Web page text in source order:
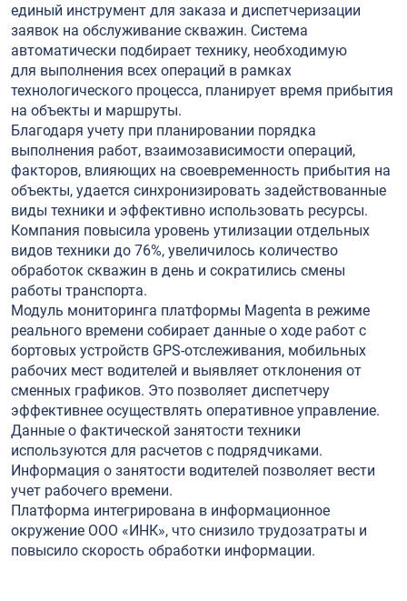
единый инструмент для заказа и диспетчеризации
заявок на обслуживание скважин. Система
автоматически подбирает технику, необходимую
для выполнения всех операций в рамках
технологического процесса, планирует время прибытия
на объекты и маршруты.
Благодаря учету при планировании порядка
выполнения работ, взаимозависимости операций,
факторов, влияющих на своевременность прибытия на
объекты, удается синхронизировать задействованные
виды техники и эффективно использовать ресурсы.
Компания повысила уровень утилизации отдельных
видов техники до 76%, увеличилось количество
обработок скважин в день и сократились смены
работы транспорта.
Модуль мониторинга платформы Magenta в режиме
реального времени собирает данные о ходе работ с
бортовых устройств GPS-отслеживания, мобильных
рабочих мест водителей и выявляет отклонения от
сменных графиков. Это позволяет диспетчеру
эффективнее осуществлять оперативное управление.
Данные о фактической занятости техники
используются для расчетов с подрядчиками.
Информация о занятости водителей позволяет вести
учет рабочего времени.
Платформа интегрирована в информационное
окружение ООО «ИНК», что снизило трудозатраты и
повысило скорость обработки информации.